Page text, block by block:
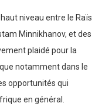
niveau entre le Raïs
Minnikhanov, et des
plaidé pour la
notamment dans le
opportunités qui
en général.